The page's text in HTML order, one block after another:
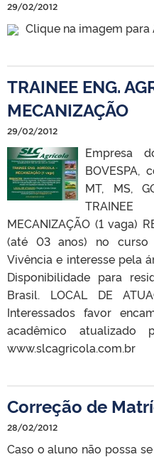
29/02/2012
Clique na imagem
TRAINEE ENG.
MECANIZAÇÃO
29/02/2012
Empresa
BOVESPA,
MT, MS,
MECANIZAÇÃO (1 vaga)
(até 03 anos) no curso
Vivência e interesse pela
Disponibilidade para
Brasil. LOCAL DE
Interessados favor
acadêmico atualizado
www.slcagricola.com.br
Correção de
28/02/2012
Caso o aluno não possa